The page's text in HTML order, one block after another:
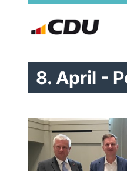
8. April -